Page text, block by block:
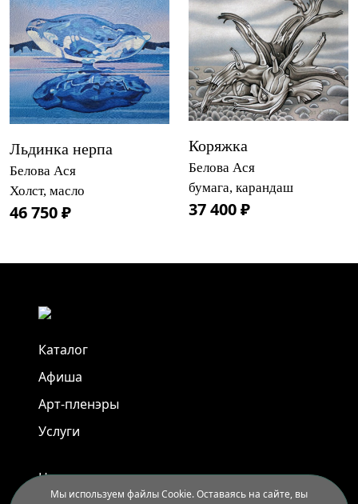
Льдинка нерпа
Белова Ася
Холст, масло
46 750 ₽
Коряжка
Белова Ася
бумага, карандаш
37 400 ₽
Каталог
Афиша
Арт-пленэры
Услуги
Новости
Мы используем файлы Cookie. Оставаясь на сайте, вы